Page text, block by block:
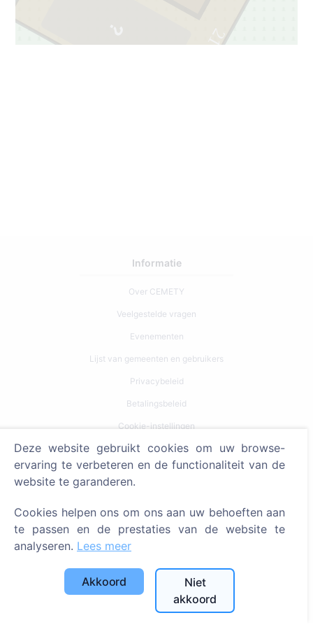
21
Informatie
Over CEMETY
Veelgestelde vragen
Evenementen
Lijst van gemeenten en gebruikers
Privacybeleid
Betalingsbeleid
Cookie-instellingen
Zoeken
Zoeken naar overledenen
Zoeken naar begraafplaatsen
Diensten
Contacten
SIA "CEMETY", LV40103618951
Deze website gebruikt cookies om uw browse-
ervaring te verbeteren en de functionaliteit van de
website te garanderen.
Cookies helpen ons om ons aan uw behoeften aan
te passen en de prestaties van de website te
analyseren. Lees meer
Akkoord
Niet
akkoord